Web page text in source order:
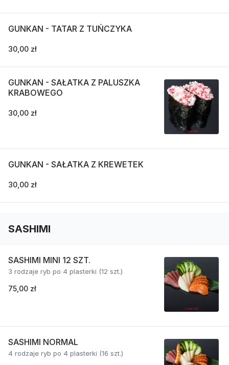
GUNKAN - TATAR Z TUŃCZYKA
30,00 zł
GUNKAN - SAŁATKA Z PALUSZKA
KRABOWEGO
30,00 zł
GUNKAN - SAŁATKA Z KREWETEK
30,00 zł
SASHIMI
SASHIMI MINI 12 SZT.
3 rodzaje ryb po 4 plasterki (12 szt.)
75,00 zł
SASHIMI NORMAL
4 rodzaje ryb po 4 plasterki (16 szt.)